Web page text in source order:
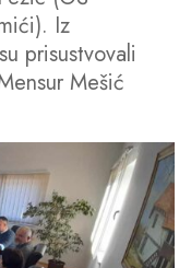
Iz
prisustvovali
Mešić